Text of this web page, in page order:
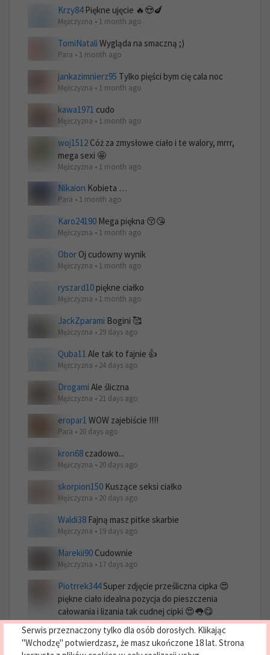
Krzy84Piękne ujęcie 🔥😍🍆
Mężczyzna • 1 month ago
TomiNatali Wygląda na smaczną ;)
Para • 1 month ago
jankazimnierz95 Tylko pięści bym cię cala noc
Mężczyzna • 1 month ago
kawa1971 cudo
Mężczyzna • 1 month ago
woj1512 Cóż za zmysłowe ciało i te walory, mrrr,
mega sexi 🤩
Mężczyzna • 1 month ago
Nikaion Kobieta …
Para • 1 month ago
Karo24190 Mega piękna 😚😘
Mężczyzna • 1 month ago
Obor Oj cudowny wynik
Mężczyzna • 1 month ago
ryszard10 piękne ciałko
Mężczyzna • 1 month ago
JackZparami Bogini 🥰
Mężczyzna • 29 days ago
Quba11 Ale tak to fajnie 👍
Mężczyzna • 24 days ago
Drogami Ale śliczna
Mężczyzna • 21 days ago
eropar1 WOW zajebiście !!!!
Para • 20 days ago
kron68 czadowo...
Mężczyzna • 20 days ago
skorpion150 Kuszące seksi ciałko
Mężczyzna • 20 days ago
Waldi38 Fajną masz pitke skarbie
Mężczyzna • 19 days ago
Marekii90 Cudownie
Mężczyzna • 17 days ago
Piotrrek344Super zdjęcie prześliczna cipka 😍
piękne ciało idealna pozycja do pieszczenia
całowania i lizania tak cudnej cipki 😍👅😋
pieszczenia dwuch cudownych dziurek i wkładać
języczek do twoich słodkich i cudownych dziurek
i robić to bez końca ❤️ jesteś fantastyczna💐💐
Serwis przeznaczony tylko dla osób dorosłych. Klikając
"Wchodzę" potwierdzasz, że masz ukończone 18 lat. Strona